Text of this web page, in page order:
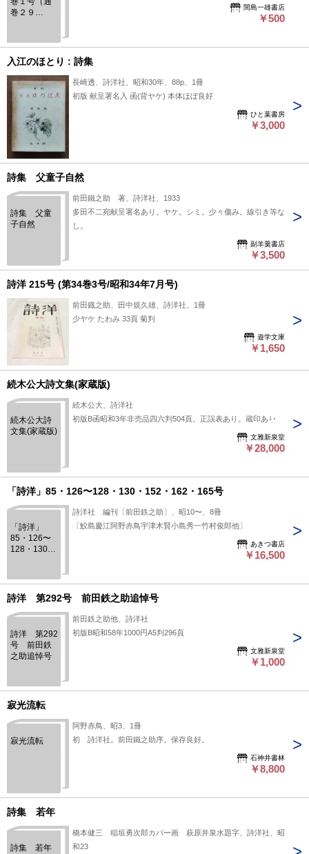
巻２９
号
間島一雄書店
￥500
入江のほとり : 詩集
長崎透、詩洋社、昭和30年、88p、1冊
初版 献呈署名入 函(背ヤケ) 本体ほぼ良好
ひと葉書房
￥3,000
詩集 父童子自然
詩集 父童
子自然
前田鐵之助 著、詩洋社、1933
多田不二宛献呈署名あり。ヤケ。シミ。少々傷み。線引き等な
し。
副羊羹書店
￥3,500
詩洋 215号 (第34巻3号/昭和34年7月号)
前田鐡之助、田中規久雄、詩洋社、1冊
少ヤケ たわみ 33頁 菊判
遊学文庫
￥1,650
続木公大詩文集(家蔵版)
続木公大詩
文集(家蔵版)
続木公大、詩洋社
初版B函昭和3年非売品四六判504頁。正誤表あり。蔵印あり
文雅新泉堂
￥28,000
「詩洋」85・126〜128・130・152・162・165号
「詩洋」
85・126〜
128・130・
詩洋社 編刊〔前田鉄之助〕、昭10〜、8冊
〔鮫島慶江阿野赤鳥宇津木賢小島秀一竹村俊郎他〕
あきつ書店
￥16,500
詩洋 第292号 前田鉄之助追悼号
詩洋 第292
号 前田鉄
之助追悼号
前田鉄之助他、詩洋社
初版B昭和58年1000円A5判296頁
文雅新泉堂
￥1,000
寂光流転
寂光流転
阿野赤鳥、昭3、1冊
初 詩洋社。前田鐵之助序。保存良好。
石神井書林
￥8,800
詩集 若年
詩集 若年
橋本健三 稲垣勇次郎カバー画 萩原井泉水題字、詩洋社、昭
和23